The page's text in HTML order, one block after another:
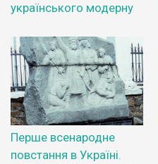
українського модерну
Перше всенародне
повстання в Україні.